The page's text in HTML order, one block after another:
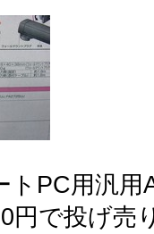
トPC用汎用
円で投げ売